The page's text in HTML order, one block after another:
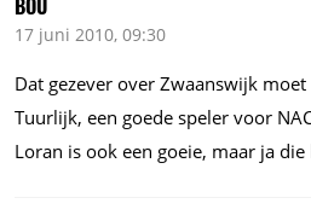
BOU
17 juni 2010, 09:30
Dat gezever over Zwaanswijk
Tuurlijk, een goede speler voor
Loran is ook een goeie, maar ja die